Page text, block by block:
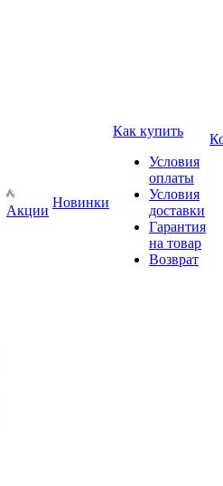
Акции
Новинки
Как купить
Условия
оплаты
Условия
доставки
Гарантия
на товар
Возврат